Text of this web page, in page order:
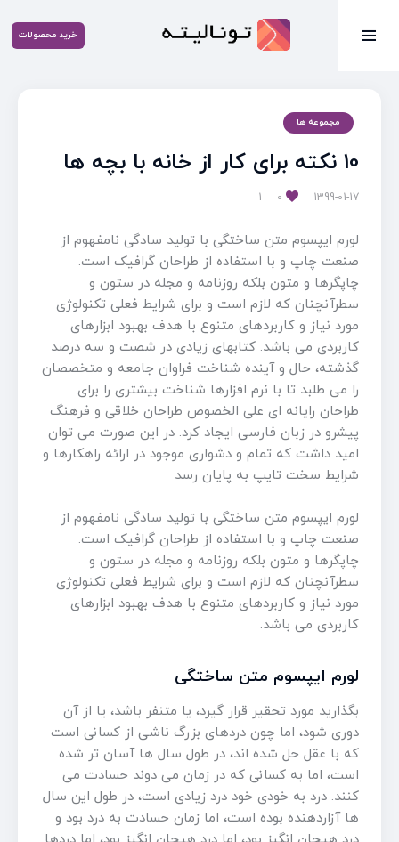
خرید محصولات
مجموعه ها
10 نکته برای کار از خانه با بچه ها
1399-01-17
0
1
لورم ایپسوم متن ساختگی با تولید سادگی نامفهوم از
صنعت چاپ و با استفاده از طراحان گرافیک است.
چاپگرها و متون بلکه روزنامه و مجله در ستون و
سطرآنچنان که لازم است و برای شرایط فعلی تکنولوژی
مورد نیاز و کاربردهای متنوع با هدف بهبود ابزارهای
کاربردی می باشد. کتابهای زیادی در شصت و سه درصد
گذشته، حال و آینده شناخت فراوان جامعه و متخصصان
را می طلبد تا با نرم افزارها شناخت بیشتری را برای
طراحان رایانه ای علی الخصوص طراحان خلاقی و فرهنگ
پیشرو در زبان فارسی ایجاد کرد. در این صورت می توان
امید داشت که تمام و دشواری موجود در ارائه راهکارها و
شرایط سخت تایپ به پایان رسد
لورم ایپسوم متن ساختگی با تولید سادگی نامفهوم از
صنعت چاپ و با استفاده از طراحان گرافیک است.
چاپگرها و متون بلکه روزنامه و مجله در ستون و
سطرآنچنان که لازم است و برای شرایط فعلی تکنولوژی
مورد نیاز و کاربردهای متنوع با هدف بهبود ابزارهای
کاربردی می باشد.
لورم ایپسوم متن ساختگی
بگذارید مورد تحقیر قرار گیرد، یا متنفر باشد، یا از آن
دوری شود، اما چون دردهای بزرگ ناشی از کسانی است
که با عقل حل شده اند، در طول سال ها آسان تر شده
است، اما به کسانی که در زمان می دوند حسادت می
کنند. درد به خودی خود درد زیادی است، در طول این سال
ها آزاردهنده بوده است، اما زمان حسادت به درد بود و